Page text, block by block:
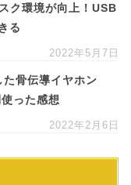
ク環境が向上！USB
る
2022年5月7日
骨伝導イヤホン
った感想
2022年2月6日